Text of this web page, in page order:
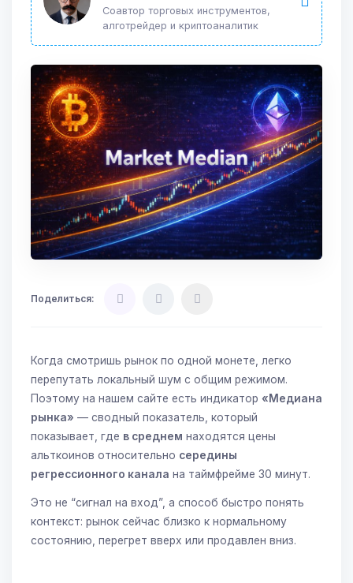
Соавтор торговых инструментов,
алготрейдер и криптоаналитик
Поделиться:
Когда смотришь рынок по одной монете, легко
перепутать локальный шум с общим режимом.
Поэтому на нашем сайте есть индикатор «Медиана
рынка» — сводный показатель, который
показывает, где в среднем находятся цены
альткоинов относительно середины
регрессионного канала на таймфрейме 30 минут.
Это не “сигнал на вход”, а способ быстро понять
контекст: рынок сейчас близко к нормальному
состоянию, перегрет вверх или продавлен вниз.